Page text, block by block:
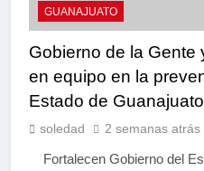
GUANAJUATO
Gobierno de la Gente
en equipo en la
Estado de Guanajuato
soledad 2 semanas atrás
Fortalecen Gobierno del